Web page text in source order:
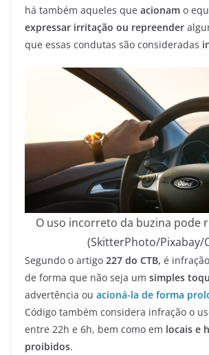
há também aqueles que acionam o
expressar irritação ou repreender
que essas condutas são consideradas
O uso incorreto da buzina pode
(SkitterPhoto/Pixabay/
Segundo o artigo 227 do CTB, é
de forma que não seja um simples
advertência ou acioná-la de forma
Código também considera infração o
entre 22h e 6h, bem como em locais e
proibidos.